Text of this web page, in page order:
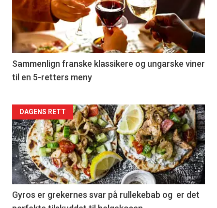
akkurat
nå
-
5
Sammenlign franske klassikere og ungarske viner
til en 5-retters meny
Forsiden
akkurat
nå
-
6
DAGENS RETT
Gyros er grekernes svar på rullekebab og er det